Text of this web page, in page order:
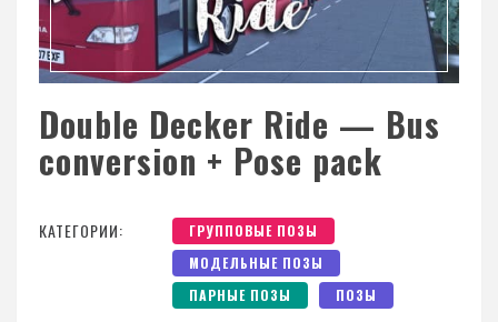
Double Decker Ride — Bus
conversion + Pose pack
КАТЕГОРИИ:
ГРУППОВЫЕ ПОЗЫ
МОДЕЛЬНЫЕ ПОЗЫ
ПАРНЫЕ ПОЗЫ
ПОЗЫ